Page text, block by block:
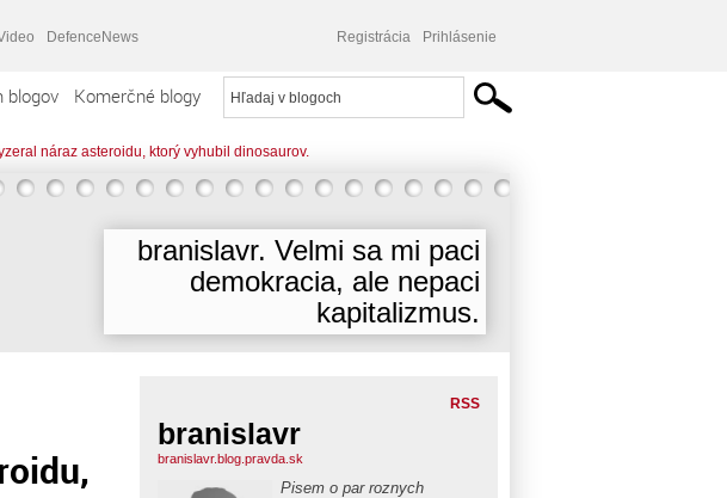
DefenceNews Registrácia Prihlásenie
blogov Komerčné blogy
náraz asteroidu, ktorý vyhubil dinosaurov.
branislavr. Velmi sa mi paci
demokracia, ale nepaci
kapitalizmus.
RSS
branislavr
branislavr.blog.pravda.sk
Pisem o par roznych